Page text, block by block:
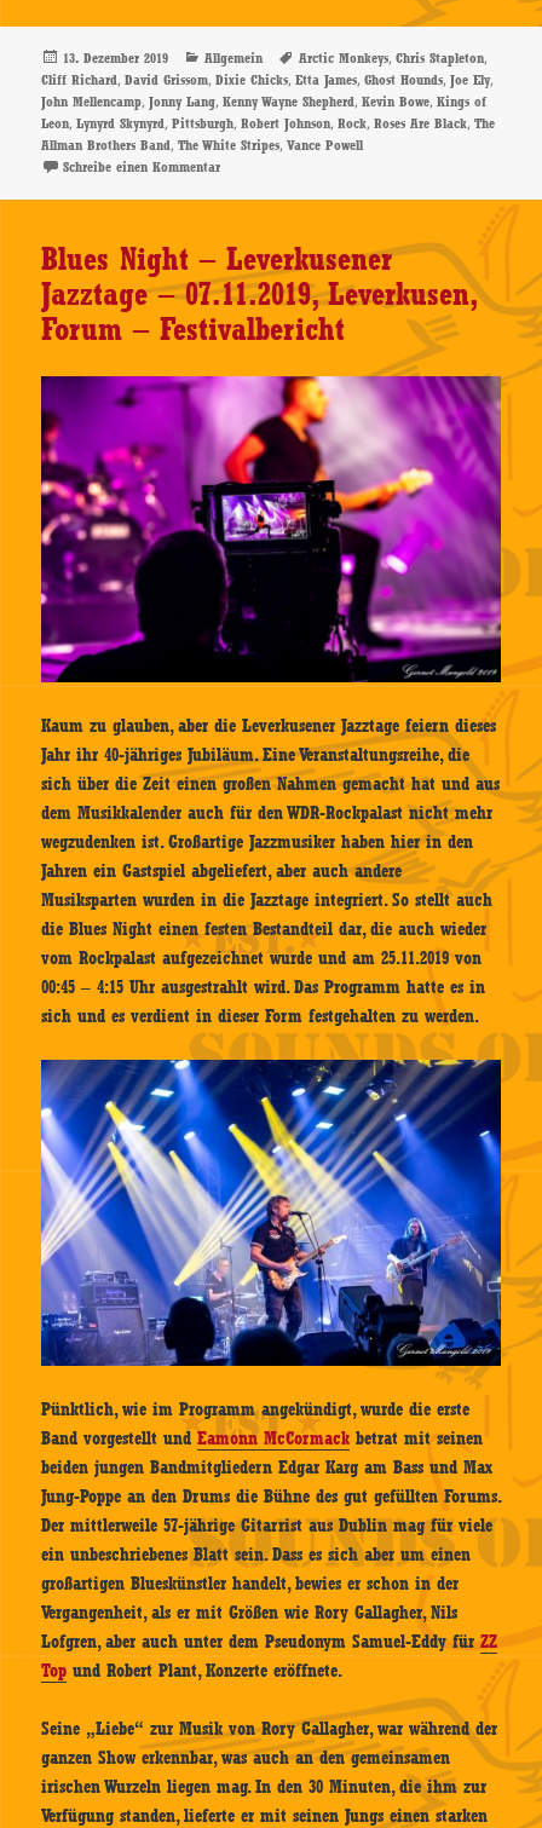
Veröffentlicht
am
13. Dezember 2019 Kategorien
Allgemein Schlagwörter
Arctic Monkeys,Chris Stapleton,
Cliff Richard,David Grissom,Dixie Chicks,Etta James,Ghost Hounds,Joe Ely,
John Mellencamp,Jonny Lang,Kenny Wayne Shepherd,Kevin Bowe,Kings of
Leon,Lynyrd Skynyrd,Pittsburgh,Robert Johnson,Rock,Roses Are Black,The
Allman Brothers Band,The White Stripes,Vance Powell
Schreibe einen Kommentarzu Ghost Hounds – Roses Are Black – CD-Review
Blues Night – Leverkusener
Jazztage – 07.11.2019, Leverkusen,
Forum – Festivalbericht
Kaum zu glauben, aber die Leverkusener Jazztage feiern dieses
Jahr ihr 40-jähriges Jubiläum. Eine Veranstaltungsreihe, die
sich über die Zeit einen großen Nahmen gemacht hat und aus
dem Musikkalender auch für den WDR-Rockpalast nicht mehr
wegzudenken ist. Großartige Jazzmusiker haben hier in den
Jahren ein Gastspiel abgeliefert, aber auch andere
Musiksparten wurden in die Jazztage integriert. So stellt auch
die Blues Night einen festen Bestandteil dar, die auch wieder
vom Rockpalast aufgezeichnet wurde und am 25.11.2019 von
00:45 – 4:15 Uhr ausgestrahlt wird. Das Programm hatte es in
sich und es verdient in dieser Form festgehalten zu werden.
Pünktlich, wie im Programm angekündigt, wurde die erste
Band vorgestellt undEamonn McCormack betrat mit seinen
beiden jungen Bandmitgliedern Edgar Karg am Bass und Max
Jung-Poppe an den Drums die Bühne des gut gefüllten Forums.
Der mittlerweile 57-jährige Gitarrist aus Dublin mag für viele
ein unbeschriebenes Blatt sein. Dass es sich aber um einen
großartigen Blueskünstler handelt, bewies er schon in der
Vergangenheit, als er mit Größen wie Rory Gallagher, Nils
Lofgren, aber auch unter dem Pseudonym Samuel-Eddy fürZZ
Top und Robert Plant, Konzerte eröffnete.
Seine „Liebe“ zur Musik von Rory Gallagher, war während der
ganzen Show erkennbar, was auch an den gemeinsamen
irischen Wurzeln liegen mag. In den 30 Minuten, die ihm zur
Verfügung standen, lieferte er mit seinen Jungs einen starken